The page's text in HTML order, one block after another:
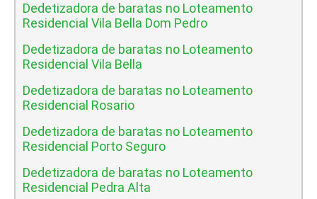
Dedetizadora de baratas no Loteamento
Residencial Vila Bella Dom Pedro
Dedetizadora de baratas no Loteamento
Residencial Vila Bella
Dedetizadora de baratas no Loteamento
Residencial Rosario
Dedetizadora de baratas no Loteamento
Residencial Porto Seguro
Dedetizadora de baratas no Loteamento
Residencial Pedra Alta